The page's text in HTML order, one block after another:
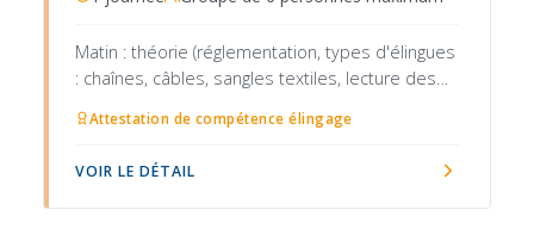
Matin : théorie (réglementation, types d'élingues
: chaînes, câbles, sangles textiles, lecture des
d'élingage et perte de capacité, vérification des
accessoires, signaux gestuels normalisés)
Attestation de compétence élingage
VOIR LE DÉTAIL